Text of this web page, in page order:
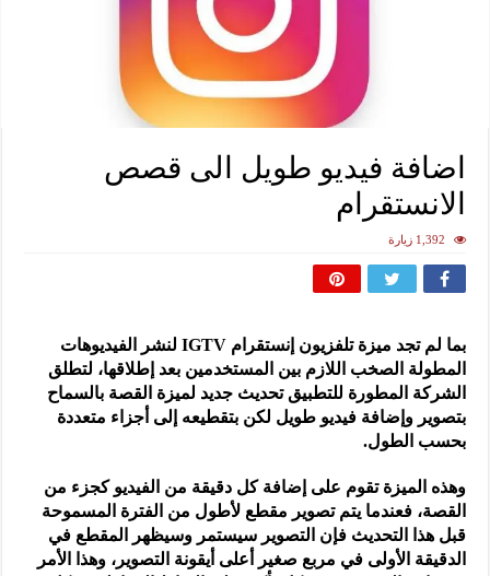
اضافة فيديو طويل الى قصص
الانستقرام
1,392 زيارة
بما لم تجد ميزة تلفزيون إنستقرام IGTV لنشر الفيديوهات
المطولة الصخب اللازم بين المستخدمين بعد إطلاقها، لتطلق
الشركة المطورة للتطبيق تحديث جديد لميزة القصة بالسماح
بتصوير وإضافة فيديو طويل لكن بتقطيعه إلى أجزاء متعددة
بحسب الطول.
وهذه الميزة تقوم على إضافة كل دقيقة من الفيديو كجزء من
القصة، فعندما يتم تصوير مقطع لأطول من الفترة المسموحة
قبل هذا التحديث فإن التصوير سيستمر وسيظهر المقطع في
الدقيقة الأولى في مربع صغير أعلى أيقونة التصوير، وهذا الأمر